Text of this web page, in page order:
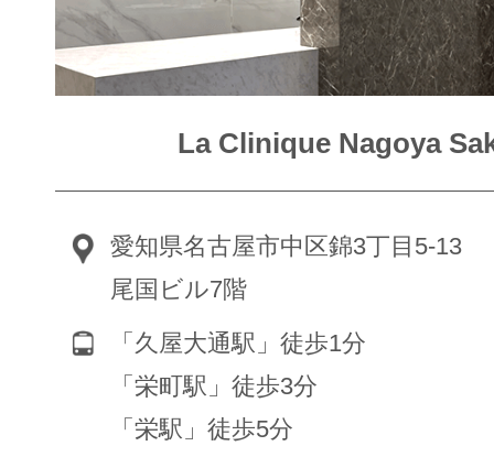
La Clinique Nagoya
愛知県名古屋市中区錦3丁目5-13
尾国ビル7階
「久屋大通駅」徒歩1分
「栄町駅」徒歩3分
「栄駅」徒歩5分